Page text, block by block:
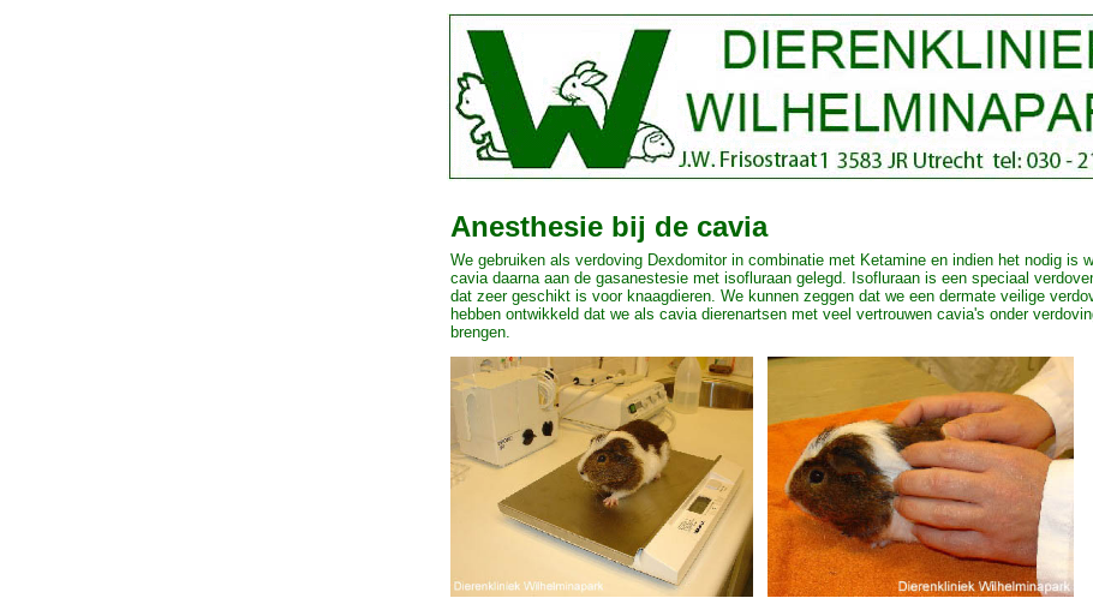
Anesthesie bij de cavia
We gebruiken als verdoving Dexdomitor in combinatie met Ketamine en indien het nodig is
cavia daarna aan de gasanestesie met isofluraan gelegd. Isofluraan is een speciaal
dat zeer geschikt is voor knaagdieren. We kunnen zeggen dat we een dermate veilige
hebben ontwikkeld dat we als cavia dierenartsen met veel vertrouwen cavia's onder
brengen.